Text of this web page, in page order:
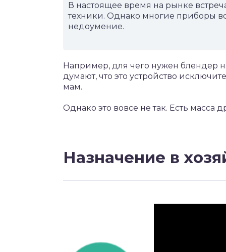
В настоящее время на рынке
техники. Однако многие приборы
недоумение.
Например, для чего нужен блендер
думают, что это устройство
мам.
Однако это вовсе не так. Есть масса
Назначение в